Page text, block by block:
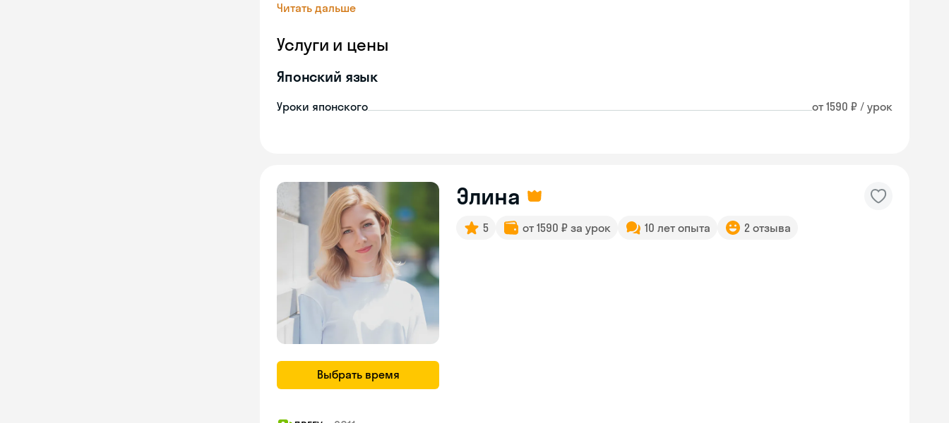
Читать дальше
Услуги и цены
Японский язык
Уроки японского от 1590 ₽ / урок
Выбрать время
Элина
5 от 1590 ₽ за урок 10 лет опыта 2 отзыва